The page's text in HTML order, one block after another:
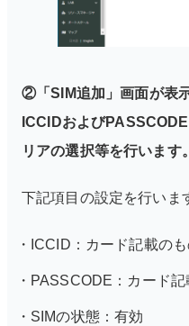
②「SIM追加」画面が表
ICCIDおよび
リアの選択等を行います。
下記項目の設定を行いま
ICCID：カード記載の
PASSCODE：カード
SIMの状態：有効